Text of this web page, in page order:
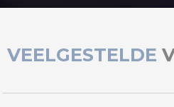
VEELGESTELDE